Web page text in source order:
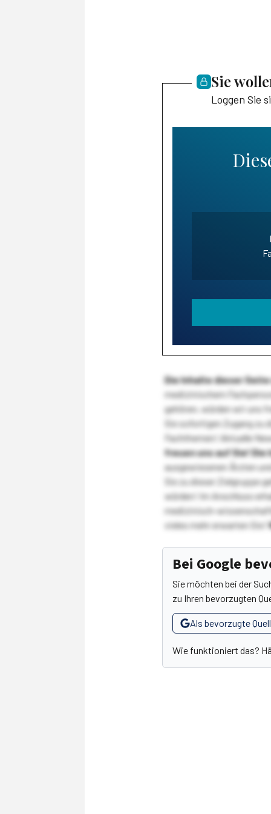
Sie
Loggen Sie
Die Inhalte dieser
medizinischem
gehören, würden wir uns
Sie sofortigen Zugang
Fachthemen! Aktuelle
freuen uns auf Sie!Die
ausgewiesenen Ärzten
Sie zu dieser Zielgruppe
würden! Im Anschluss
medizinisch-
vieles mehr erwarten Sie!
Bei Google
Sie möchten bei der
zu Ihren bevorzugten
Als bevorzugte
Wie funktioniert das?